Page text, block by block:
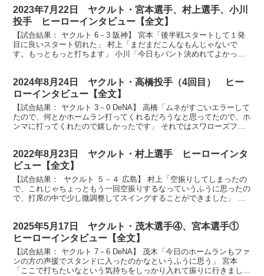
2023年7月22日 ヤクルト・宮本選手、村上選手、小川
投手 ヒーローインタビュー【全文】
【試合結果： ヤクルト 6－3 阪神】 宮本「後半戦スタートして１発
目に良いスタート切れた」 村上「まだまだこんなもんじゃないで
す。もっともっと打ちます」 小川「今日もバント決めれてよかった
2024年8月24日 ヤクルト・高橋投手（4回目） ヒー
ローインタビュー【全文】
【試合結果： ヤクルト 3－0 DeNA】 高橋「ムネがすごいエラーして
たので、何とかホームラン打ってくれるだろうなと思ってたので、ホ
ンマに打ってくれたので嬉しかったです」 それではスワローズファ
2022年8月23日 ヤクルト・村上選手 ヒーローインタ
ビュー【全文】
【試合結果： ヤクルト ５－４ 広島】 村上「空振りしてしまったの
で、これじゃちょっともう一回空振りするなっていうふうに思ったの
で、打席の中で少し微調整してスイングすることができました」 放
2025年5月17日 ヤクルト・茂木選手④、宮本選手①
ヒーローインタビュー【全文】
【試合結果： ヤクルト 7－6 DeNA】 茂木「今日のホームランもファ
ンの方の声援でスタンドに入ったのかなというふうに思う」 宮本
「ここで打ちたいなという気持ちをしっかり入れて振りに行きまし